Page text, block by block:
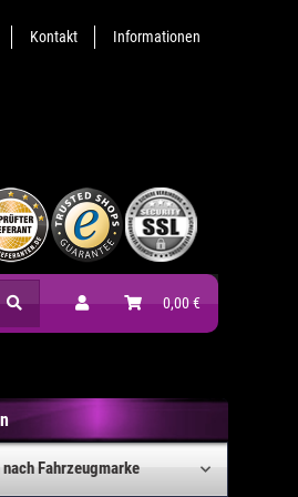
Kontakt Informationen
0,00 €
Fahrzeugmarke